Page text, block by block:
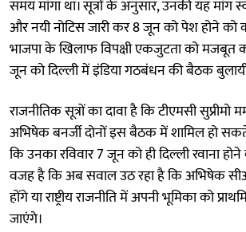
समय मांगा था। सूत्रों के अनुसार, उनकी यह मांग
और नयी नोटिस जारी कर 8 जून को पेश होने को
भाजपा के खिलाफ विपक्षी एकजुटता को मजबूत
जून को दिल्ली में इंडिया गठबंधन की बैठक
राजनीतिक सूत्रों का दावा है कि टीएमसी सुप्रीमो
अभिषेक बनर्जी दोनों इस बैठक में शामिल हो सकते
कि उनका रविवार 7 जून को ही दिल्ली रवाना होने
वजह है कि अब सवाल उठ रहा है कि अभिषेक
होंगे या राष्ट्रीय राजनीति में अपनी भूमिका को
जाएंगे।